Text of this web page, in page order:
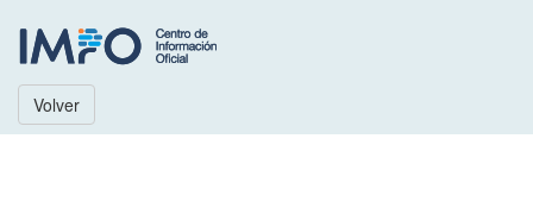
Volver